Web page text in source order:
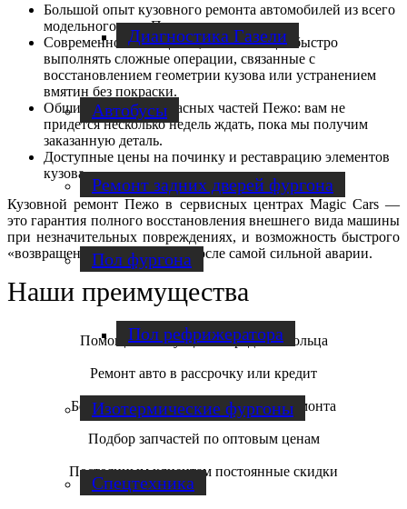
Диагностика Газели
Автобусы
Ремонт задних дверей фургона
Пол фургона
Пол рефрижератора
Изотермические фургоны
Спецтехника
Большой опыт кузовного ремонта автомобилей из всего
модельного ряда Пежо.
Современное оснащение, позволяющее быстро
выполнять сложные операции, связанные с
восстановлением геометрии кузова или устранением
вмятин без покраски.
Обширный склад запасных частей Пежо: вам не
придется несколько недель ждать, пока мы получим
заказанную деталь.
Доступные цены на починку и реставрацию элементов
кузова.
Кузовной ремонт Пежо в сервисных центрах Magic Cars —
это гарантия полного восстановления внешнего вида машины
при незначительных повреждениях, и возможность быстрого
«возвращения в строй» даже после самой сильной аварии.
Наши преимущества
Помощь в эвакуации в пределах кольца
Ремонт авто в рассрочку или кредит
Бесплатная диагностика и оценка ремонта
Подбор запчастей по оптовым ценам
Постоянным клиентам постоянные скидки